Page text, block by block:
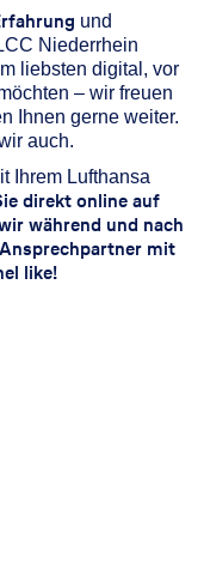
und
Niederrhein
liebsten digital, vor
– wir freuen
Ihnen gerne weiter.
auch.
Ihrem Lufthansa
direkt online auf
während und nach
mit
like!